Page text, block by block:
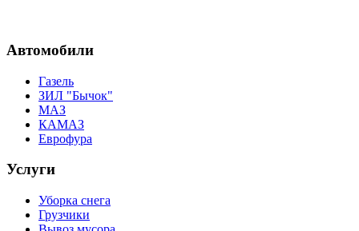
Автомобили
Газель
ЗИЛ "Бычок"
МАЗ
КАМАЗ
Еврофура
Услуги
Уборка снега
Грузчики